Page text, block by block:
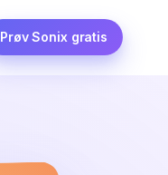
Prøv Sonix gratis